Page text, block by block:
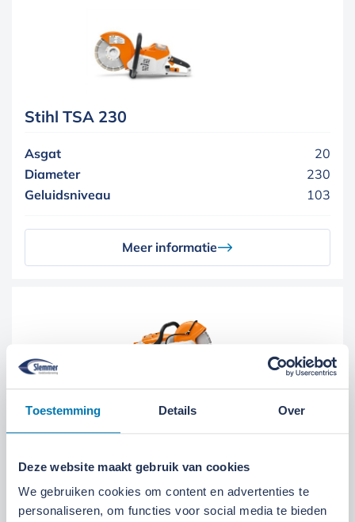
Toestemming Details Over
Deze website maakt gebruik van cookies
We gebruiken cookies om content en advertenties te
personaliseren, om functies voor social media te bieden
Stihl TSA 230
Asgat
20
Diameter
230
Geluidsniveau
103
Meer informatie
Doorslijper – STIHL TSA 300
Gewicht (kg)
Type
TSA 300